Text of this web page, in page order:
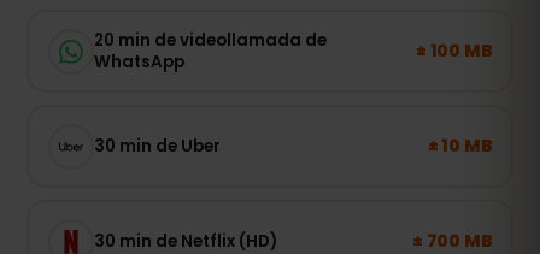
20 min de videollamada de
WhatsApp
± 100 MB
30 min de Uber ± 10 MB
30 min de Netflix (HD) ± 700 MB